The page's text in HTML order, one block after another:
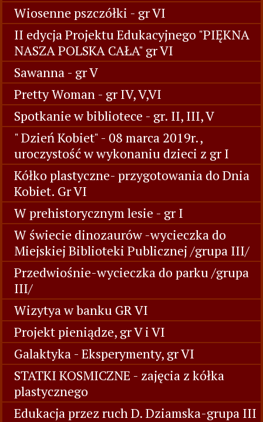
Wiosenne pszczółki - gr VI
II edycja Projektu Edukacyjnego "PIĘKNA
NASZA POLSKA CAŁA" gr VI
Sawanna - gr V
Pretty Woman - gr IV, V,VI
Spotkanie w bibliotece - gr. II, III, V
" Dzień Kobiet" - 08 marca 2019r.,
uroczystość w wykonaniu dzieci z gr I
Kółko plastyczne- przygotowania do Dnia
Kobiet. Gr VI
W prehistorycznym lesie - gr I
W świecie dinozaurów -wycieczka do
Miejskiej Biblioteki Publicznej /grupa III/
Przedwiośnie-wycieczka do parku /grupa
III/
Wizytya w banku GR VI
Projekt pieniądze, gr V i VI
Galaktyka - Eksperymenty, gr VI
STATKI KOSMICZNE - zajęcia z kółka
plastycznego
Edukacja przez ruch D. Dziamska-grupa III